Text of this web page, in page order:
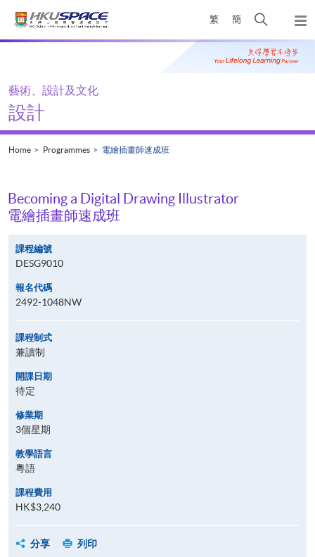
繁 簡
Open
search
panel
Main
藝術、設計及文化
設計
Home Programmes 電繪插畫師速成班
Becoming a Digital Drawing Illustrator
電繪插畫師速成班
課程編號
DESG9010
報名代碼
2492-1048NW
課程制式
兼讀制
開課日期
待定
修業期
3個星期
教學語言
粵語
課程費用
HK$3,240
分享 列印